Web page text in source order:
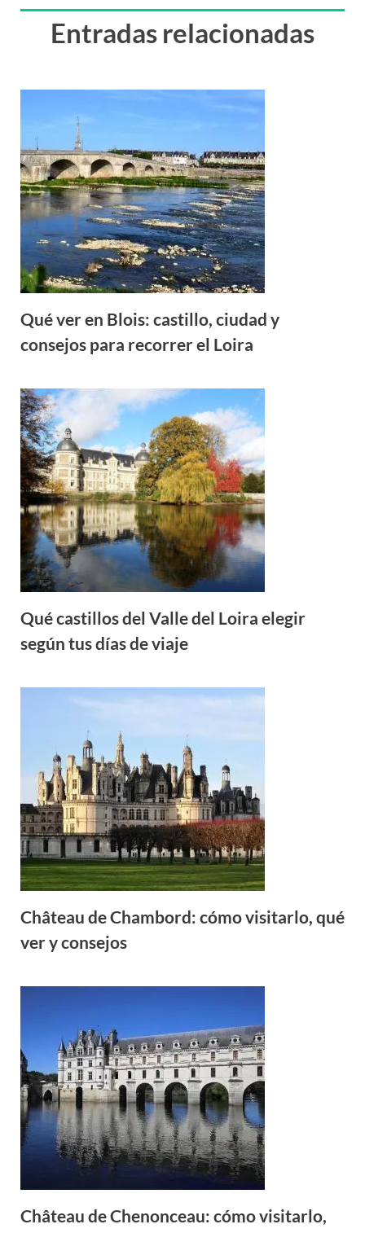
Entradas relacionadas
Qué ver en Blois: castillo, ciudad y
consejos para recorrer el Loira
Qué castillos del Valle del Loira elegir
según tus días de viaje
Château de Chambord: cómo visitarlo, qué
ver y consejos
Château de Chenonceau: cómo visitarlo,